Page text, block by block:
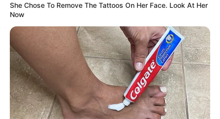
She Chose To Remove The Tattoos On Her Face. Look At Her
Now